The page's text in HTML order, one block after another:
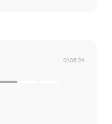
01.06.24